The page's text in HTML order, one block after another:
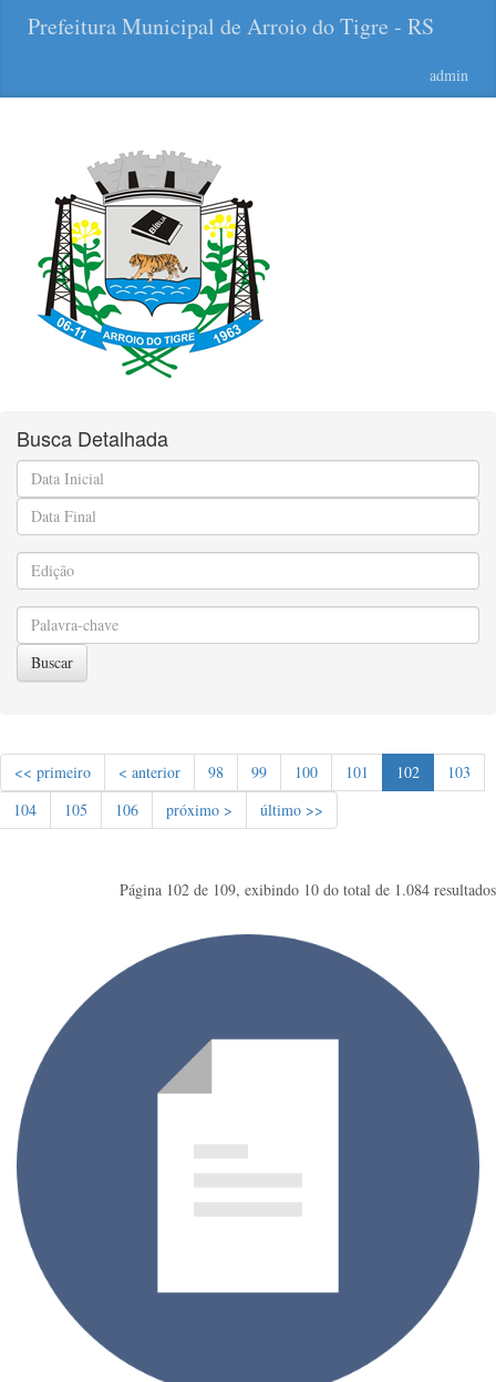
Prefeitura Municipal de Arroio do Tigre - RS
admin
Busca Detalhada
Buscar
<< primeiro < anterior 98 99 100 101 102
103
104
105 106 próximo > último >>
Página 102 de 109, exibindo 10 do total de 1.084 resultados